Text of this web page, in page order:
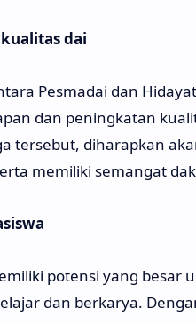
dai
Pesmadai dan
dan peningkatan
tersebut, diharapkan
memiliki semangat
potensi yang besar
dan berkarya.